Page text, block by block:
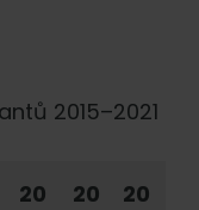
2015–2021
20
20
20